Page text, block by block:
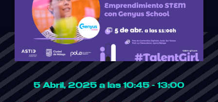
5 Abril, 2025 a las 10:45 - 13:00